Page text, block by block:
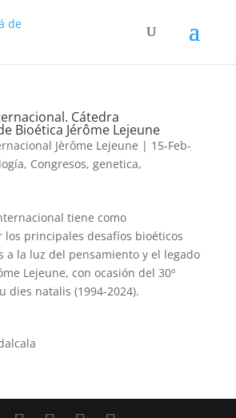
Cátedra
Bioética Jérôme Lejeune
Jèrôme Lejeune | 15-Feb-
, Congresos, genetica,
tiene como
los principales desafíos bioéticos
a la luz del pensamiento y el legado
Lejeune, con ocasión del 30º
dies natalis (1994-2024).